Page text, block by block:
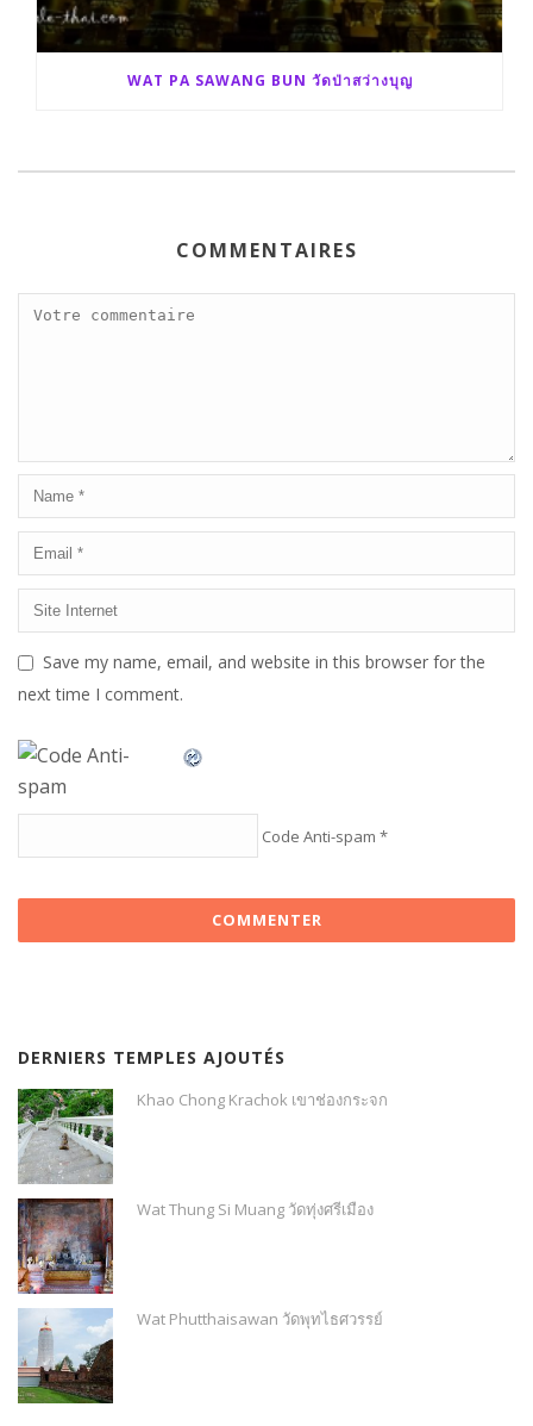
WAT PA SAWANG BUN วัดป่าสว่างบุญ
COMMENTAIRES
Save my name, email, and website in this browser for the
next time I comment.
Code Anti-spam *
DERNIERS TEMPLES AJOUTÉS
Khao Chong Krachok เขาช่องกระจก
Wat Thung Si Muang วัดทุ่งศรีเมือง
Wat Phutthaisawan วัดพุทไธศวรรย์